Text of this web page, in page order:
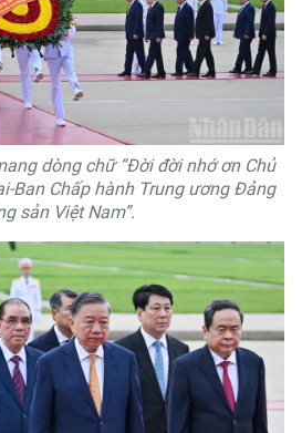
dòng chữ “Đời đời nhớ ơn Chủ
Ban Chấp hành Trung ương Đảng
sản Việt Nam”.